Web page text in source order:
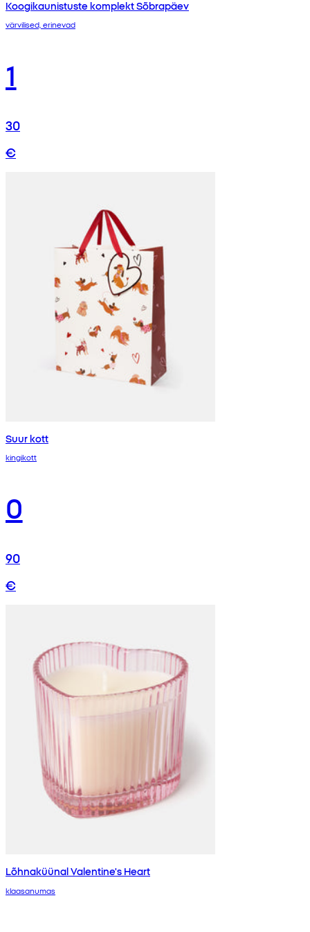
Koogikaunistuste komplekt Sõbrapäev
värvilised, erinevad
1
30
€
Suur kott
kingikott
0
90
€
Lõhnaküünal Valentine's Heart
klaasanumas